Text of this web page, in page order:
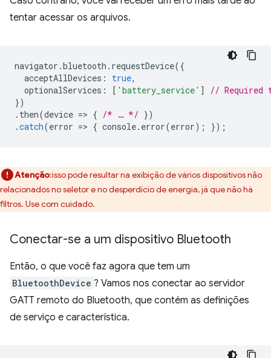
tentar acessar os arquivos.
navigator .bluetooth . requestDevice({
acceptAllDevices : true,
optionalServices : [ 'battery_service' ]
// Required
})
. then(device => { /* … */ })
.catch(error => { console. error(error); });
Atenção:isso pode resultar na exibição de vários dispositivos não
relacionados no seletor e no desperdício de energia, já que não há
filtros. Use com cuidado.
Conectar-se a um dispositivo Bluetooth
Então, o que você faz agora que tem um
BluetoothDevice ? Vamos nos conectar ao servidor
GATT remoto do Bluetooth, que contém as definições
de serviço e característica.